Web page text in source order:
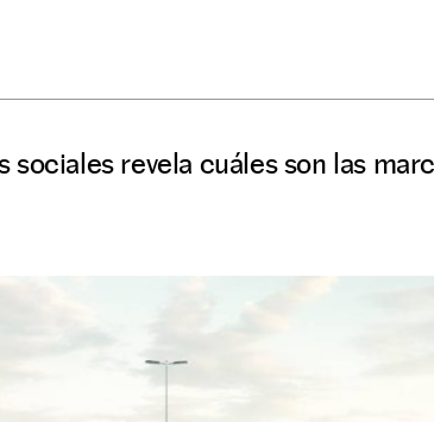
sociales revela cuáles son las